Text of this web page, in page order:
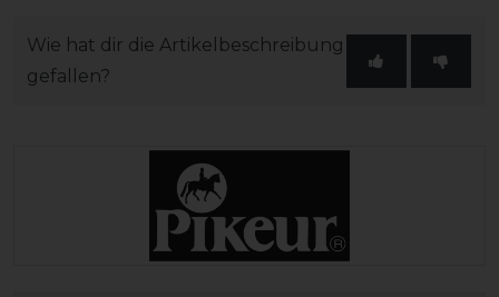
Wie hat dir die Artikelbeschreibung
gefallen?